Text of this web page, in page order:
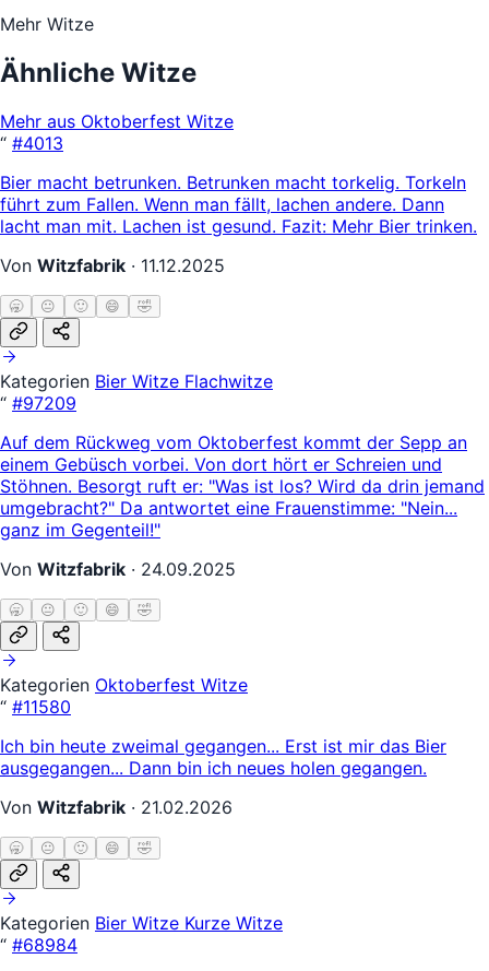
Mehr Witze
Ähnliche Witze
Mehr aus Oktoberfest Witze
“ #4013
Bier macht betrunken. Betrunken macht torkelig. Torkeln
führt zum Fallen. Wenn man fällt, lachen andere. Dann
lacht man mit. Lachen ist gesund. Fazit: Mehr Bier trinken.
Von Witzfabrik · 11.12.2025
🥱 😐 🙂 😄 🤣
Kategorien Bier Witze Flachwitze
“ #97209
Auf dem Rückweg vom Oktoberfest kommt der Sepp an
einem Gebüsch vorbei. Von dort hört er Schreien und
Stöhnen. Besorgt ruft er: "Was ist los? Wird da drin jemand
umgebracht?" Da antwortet eine Frauenstimme: "Nein...
ganz im Gegenteil!"
Von Witzfabrik · 24.09.2025
🥱 😐 🙂 😄 🤣
Kategorien Oktoberfest Witze
“ #11580
Ich bin heute zweimal gegangen... Erst ist mir das Bier
ausgegangen... Dann bin ich neues holen gegangen.
Von Witzfabrik · 21.02.2026
🥱 😐 🙂 😄 🤣
Kategorien Bier Witze Kurze Witze
“ #68984